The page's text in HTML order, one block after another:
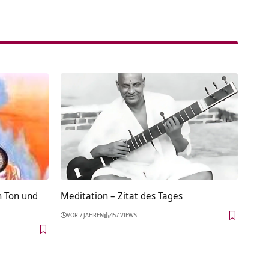
und
Meditation – Zitat des Tages
VOR 7 JAHREN 457 VIEWS